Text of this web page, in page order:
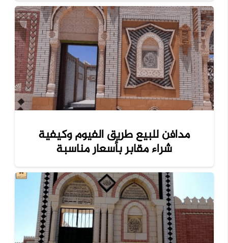
مدافن للبيع طريق الفيوم وكيفية
شراء مقابر بأسعار مناسبة